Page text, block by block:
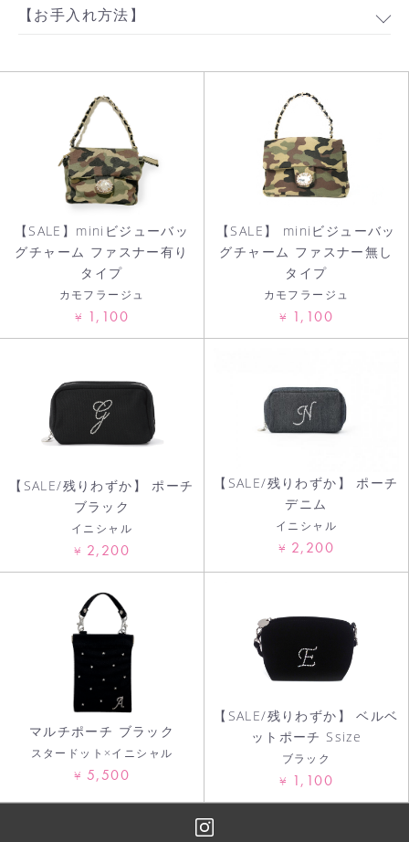
【お手入れ方法】
【SALE】miniビジューバッ
グチャーム ファスナー有り
タイプ
カモフラージュ
¥ 1,100
【SALE】 miniビジューバッ
グチャーム ファスナー無し
タイプ
カモフラージュ
¥ 1,100
【SALE/残りわずか】 ポーチ
ブラック
イニシャル
¥ 2,200
【SALE/残りわずか】 ポーチ
デニム
イニシャル
¥ 2,200
マルチポーチ ブラック
スタードット×イニシャル
¥ 5,500
【SALE/残りわずか】 ベルベ
ットポーチ Ssize
ブラック
¥ 1,100